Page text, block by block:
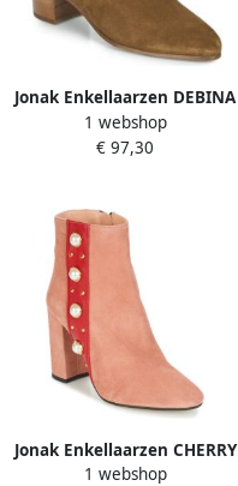
Jonak Enkellaarzen DEBINA
1 webshop
€ 97,30
Jonak Enkellaarzen CHERRY
1 webshop